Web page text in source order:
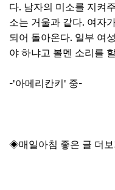
다. 남자의 미소를 지켜
소는 거울과 같다. 여자
되어 돌아온다. 일부 여
야 하냐고 볼멘 소리를
-'아메리칸키' 중-
◈매일아침 좋은 글 더